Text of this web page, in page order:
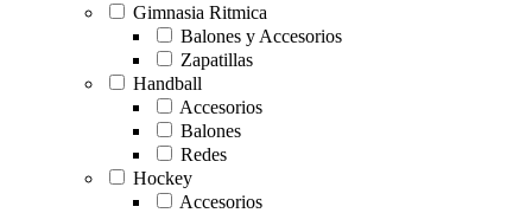
Gimnasia Ritmica
Balones y Accesorios
Zapatillas
Handball
Accesorios
Balones
Redes
Hockey
Accesorios